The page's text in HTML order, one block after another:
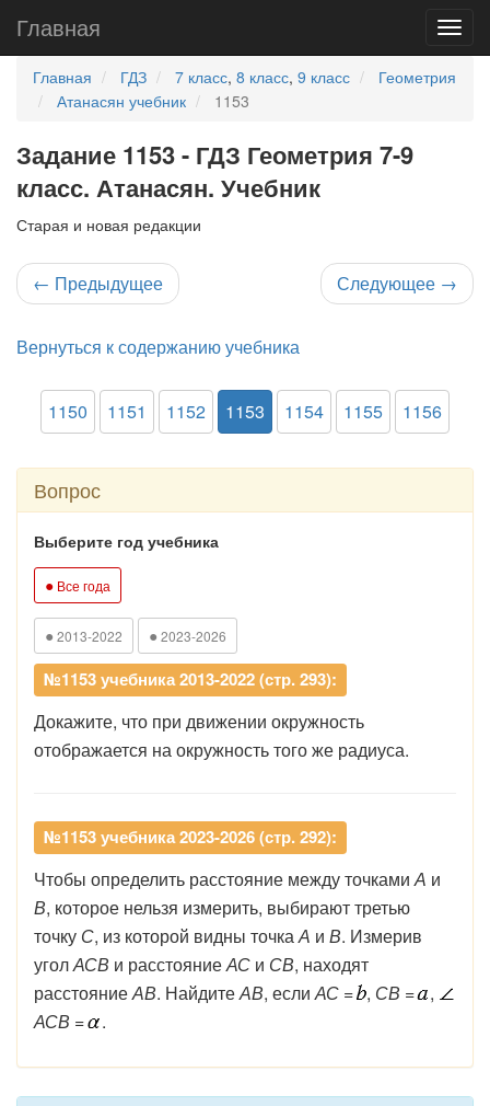
Главная
Главная ГДЗ 7 класс, 8 класс, 9 класс
Геометрия
Атанасян учебник
1153
Задание 1153 - ГДЗ Геометрия 7-9
класс. Атанасян. Учебник
Старая и новая редакции
← Предыдущее Следующее →
Вернуться к содержанию учебника
1150 1151 1152 1153 1154 1155 1156
Вопрос
Выберите год учебника
● Все года
● 2013-2022 ● 2023-2026
№1153 учебника 2013-2022 (стр. 293):
Докажите, что при движении окружность
отображается на окружность того же радиуса.
№1153 учебника 2023-2026 (стр. 292):
Чтобы определить расстояние между точкамиА и
В, которое нельзя измерить, выбирают третью
точку С, из которой видны точкаА и В. Измерив
уголАСВ и расстояниеАС и СВ, находят
расстояниеАВ. НайдитеАВ, еслиАС = , СВ =
,
АСВ = .